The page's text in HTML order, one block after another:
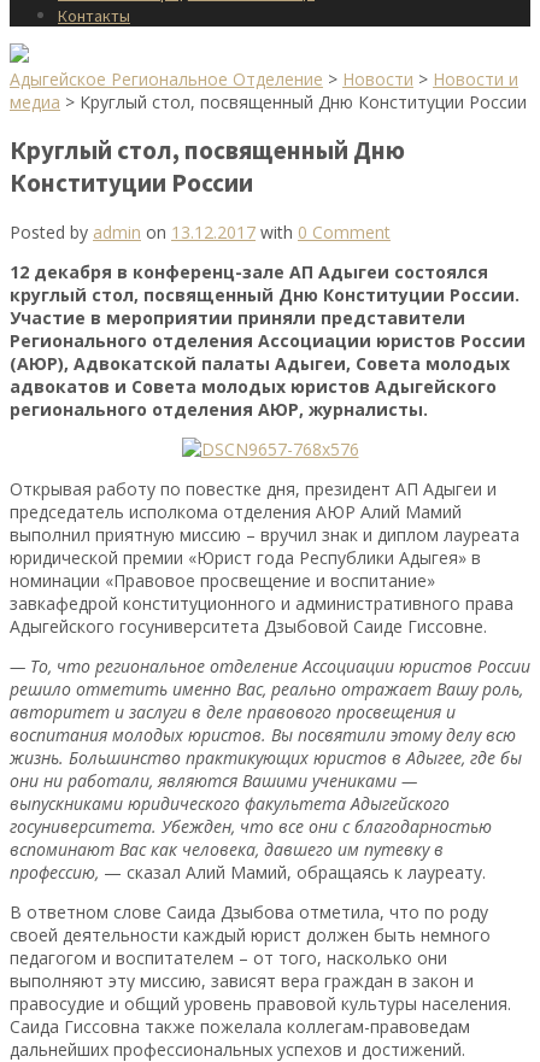
Контакты
Адыгейское Региональное Отделение > Новости > Новости и
медиа > Круглый стол, посвященный Дню Конституции России
Круглый стол, посвященный Дню
Конституции России
Posted by admin on 13.12.2017 with 0 Comment
12 декабря в конференц-зале АП Адыгеи состоялся
круглый стол, посвященный Дню Конституции России.
Участие в мероприятии приняли представители
Регионального отделения Ассоциации юристов России
(АЮР), Адвокатской палаты Адыгеи, Совета молодых
адвокатов и Совета молодых юристов Адыгейского
регионального отделения АЮР, журналисты.
Открывая работу по повестке дня, президент АП Адыгеи и
председатель исполкома отделения АЮР Алий Мамий
выполнил приятную миссию – вручил знак и диплом лауреата
юридической премии «Юрист года Республики Адыгея» в
номинации «Правовое просвещение и воспитание»
завкафедрой конституционного и административного права
Адыгейского госуниверситета Дзыбовой Саиде Гиссовне.
— То, что региональное отделение Ассоциации юристов России
решило отметить именно Вас, реально отражает Вашу роль,
авторитет и заслуги в деле правового просвещения и
воспитания молодых юристов. Вы посвятили этому делу всю
жизнь. Большинство практикующих юристов в Адыгее, где бы
они ни работали, являются Вашими учениками —
выпускниками юридического факультета Адыгейского
госуниверситета. Убежден, что все они с благодарностью
вспоминают Вас как человека, давшего им путевку в
профессию, — сказал Алий Мамий, обращаясь к лауреату.
В ответном слове Саида Дзыбова отметила, что по роду
своей деятельности каждый юрист должен быть немного
педагогом и воспитателем – от того, насколько они
выполняют эту миссию, зависят вера граждан в закон и
правосудие и общий уровень правовой культуры населения.
Саида Гиссовна также пожелала коллегам-правоведам
дальнейших профессиональных успехов и достижений.